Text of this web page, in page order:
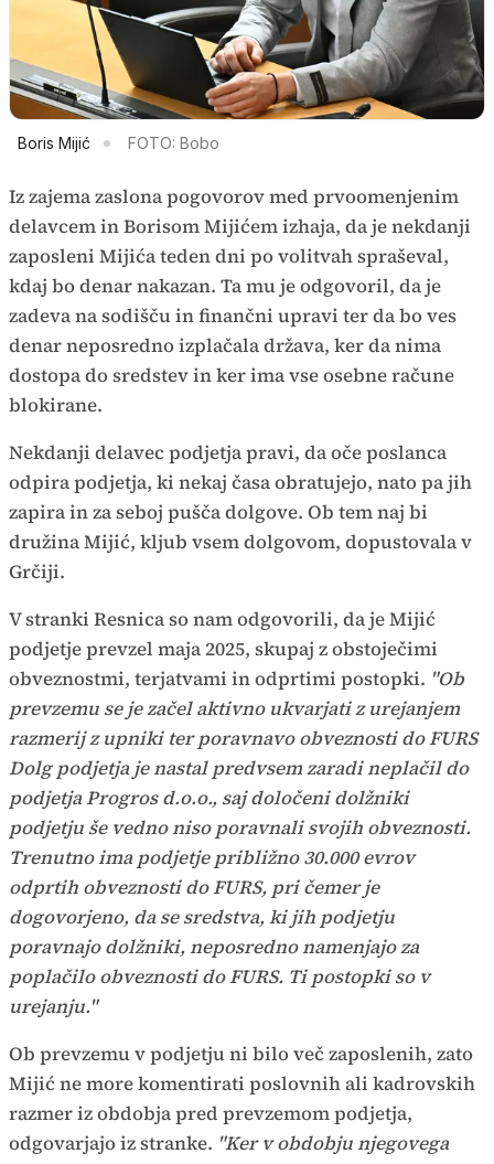
Boris Mijić FOTO: Bobo
Iz zajema zaslona pogovorov med prvoomenjenim
delavcem in Borisom Mijićem izhaja, da je nekdanji
zaposleni Mijića teden dni po volitvah spraševal,
kdaj bo denar nakazan. Ta mu je odgovoril, da je
zadeva na sodišču in finančni upravi ter da bo ves
denar neposredno izplačala država, ker da nima
dostopa do sredstev in ker ima vse osebne račune
blokirane.
Nekdanji delavec podjetja pravi, da oče poslanca
odpira podjetja, ki nekaj časa obratujejo, nato pa jih
zapira in za seboj pušča dolgove. Ob tem naj bi
družina Mijić, kljub vsem dolgovom, dopustovala v
Grčiji.
V stranki Resnica so nam odgovorili, da je Mijić
podjetje prevzel maja 2025, skupaj z obstoječimi
obveznostmi, terjatvami in odprtimi postopki. "Ob
prevzemu se je začel aktivno ukvarjati z urejanjem
razmerij z upniki ter poravnavo obveznosti do FURS
Dolg podjetja je nastal predvsem zaradi neplačil do
podjetja Progros d.o.o., saj določeni dolžniki
podjetju še vedno niso poravnali svojih obveznosti.
Trenutno ima podjetje približno 30.000 evrov
odprtih obveznosti do FURS, pri čemer je
dogovorjeno, da se sredstva, ki jih podjetju
poravnajo dolžniki, neposredno namenjajo za
poplačilo obveznosti do FURS. Ti postopki so v
urejanju."
Ob prevzemu v podjetju ni bilo več zaposlenih, zato
Mijić ne more komentirati poslovnih ali kadrovskih
razmer iz obdobja pred prevzemom podjetja,
odgovarjajo iz stranke. "Ker v obdobju njegovega